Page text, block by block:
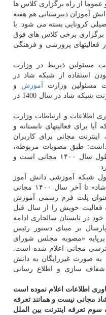
از راه برگزاری کلاس ها
آموزان دبیرستانی هم هفته
کرونایی بسته می شود. با
برگزاری برخی کلاس های فوق
فعالیتهای پرورشی و فرهنگی
مسئولین ذیربط در وزارت
استفاده از شبکه شاد در
مسئولین وزارت آموزش و
پرورش در خصوص مجانی بودن اینترنت شبکه شاد در سال 1400 در
اطلاعات و ارتباطات وزارت
برای فعالیتهای تابستانه و
اینترنت مجانی برای کاربران
داشت: طبق مصوبات مربوطه،
اینترنت مصرفی در شبکه شاد در طول سال ۱۴۰۰ مجانی است و
شبکه آموزشی دانش آموز
(شاد) با اشاره به اینکه استفاده از«شاد» تا آخر سال ۱۴۰۰ مجانی
پلت فرم رسمی آموزش
خویش را از سال قبل
در تابستان سالجاری ادامه
بر مبنای دستور رئیس
«مصوبه مجلس شورای
سال ۱۴۰۰ این دسترسی مجانی اعلام شده است.
صورت غیررایگان به دانش
شفاف سازی و اطلاع رسانی
اطلاعات اعلام نموده است
مجانی نیست و همانند تعرفه
تعرفه اینترنت بین الملل